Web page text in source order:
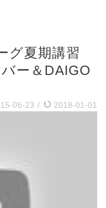
グ夏期講習
ー＆DAIGO
06-23 / 2018-01-01